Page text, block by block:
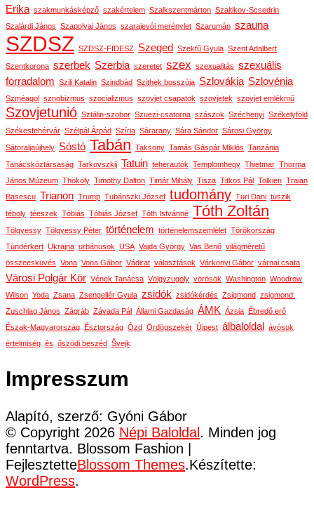
Erika szakmunkásképző szakértelem Szalkszentmárton Szaltikov-Scsedrin
Szalárdi János Szapolyai János szarajevói merénylet Szarumán szauna
SZDSZ SZDSZ-FIDESZ Szeged Szekfű Gyula Szent Adalbert
Szentkorona szerbek Szerbia szeretet szex szexualitás szexuális
forradalom Szili Katalin Szindbád Szithek bosszúja Szlovákia Szlovénia
Szméagol sznobizmus szocializmus szovjet csapatok szovjetek szovjet emlékmű
Szovjetunió Sztálin-szobor Szuezi-csatorna szászok Széchenyi Székelyföld
Székesfehérvár Szélpál Árpád Szíria Sárarany Sára Sándor Sárosi György
Sátoraljaújhely Sóstó Tabán Taksony Tamás Gáspár Miklós Tanzánia
Tanácsköztársaság Tarkovszkij Tatuin teherautók Templomhegy Thietmar Thorma
János Múzeum Thököly Timothy Dalton Timár Mihály Tisza Titkos Pál Tolkien Traian
Basescu Trianon Trump Tubánszki József tudomány Turi Dani tuszik
téboly téeszek Tóbiás Tóbiás József Tóth Istvánné Tóth Zoltán
Tölgyessy Tölgyessy Péter történelem történelemszemlélet Törökország
Tündérkert Ukrajna urbánusok USA Vajda György Vas Benő világméretű
összeesküvés Vona Vona Gábor Vádirat választások Várkonyi Gábor várnai csata
Városi Polgár Kör Vének Tanácsa Völgyzugoly vörösök Washington Woodrow
Wilson Yoda Zsana Zsengellér Gyula zsidók zsidókérdés Zsigmond zsigmond:
Zuschlag János Zágráb Závada Pál Állami Gazdaság ÁMK Ázsia Ébredő erő
Észak-Magyarország Észtország Ózd Ördögszekér Újpest álbaloldal
ávósok
értelmiség és őszödi beszéd Švejk
Impresszum
Alapító, szerző: Gyóni Gábor
© Copyright 2026 Népi Baloldal. Minden jog
fenntartva. Blossom Fashion |
FejlesztetteBlossom Themes.Készítette:
WordPress.